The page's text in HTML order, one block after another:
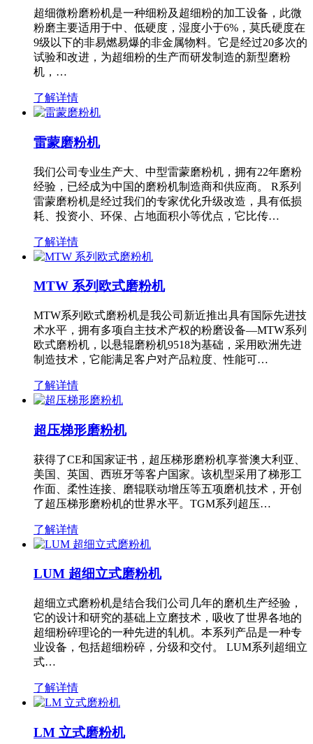
超细微粉磨粉机是一种细粉及超细粉的加工设备，此微
粉磨主要适用于中、低硬度，湿度小于6%，莫氏硬度在
9级以下的非易燃易爆的非金属物料。它是经过20多次的
试验和改进，为超细粉的生产而研发制造的新型磨粉
机，…
了解详情
雷蒙磨粉机
我们公司专业生产大、中型雷蒙磨粉机，拥有22年磨粉
经验，已经成为中国的磨粉机制造商和供应商。 R系列
雷蒙磨粉机是经过我们的专家优化升级改造，具有低损
耗、投资小、环保、占地面积小等优点，它比传…
了解详情
MTW 系列欧式磨粉机
MTW系列欧式磨粉机是我公司新近推出具有国际先进技
术水平，拥有多项自主技术产权的粉磨设备—MTW系列
欧式磨粉机，以悬辊磨粉机9518为基础，采用欧洲先进
制造技术，它能满足客户对产品粒度、性能可…
了解详情
超压梯形磨粉机
获得了CE和国家证书，超压梯形磨粉机享誉澳大利亚、
美国、英国、西班牙等客户国家。该机型采用了梯形工
作面、柔性连接、磨辊联动增压等五项磨机技术，开创
了超压梯形磨粉机的世界水平。TGM系列超压…
了解详情
LUM 超细立式磨粉机
超细立式磨粉机是结合我们公司几年的磨机生产经验，
它的设计和研究的基础上立磨技术，吸收了世界各地的
超细粉碎理论的一种先进的轧机。本系列产品是一种专
业设备，包括超细粉碎，分级和交付。 LUM系列超细立
式…
了解详情
LM 立式磨粉机